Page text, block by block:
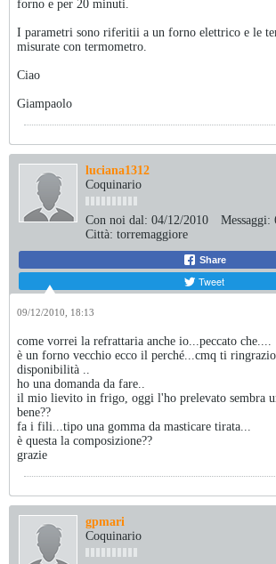
forno e per 20 minuti.
I parametri sono riferitii a un forno elettrico e le
misurate con termometro.
Ciao
Giampaolo
luciana1312
Coquinario
Con noi dal: 04/12/2010 Messaggi:
Città: torremaggiore
Share
Tweet
09/12/2010, 18:13
come vorrei la refrattaria anche io...peccato che....
è un forno vecchio ecco il perché...cmq ti
disponibilità ..
ho una domanda da fare..
il mio lievito in frigo, oggi l'ho prelevato sembra
bene??
fa i fili...tipo una gomma da masticare tirata...
è questa la composizione??
grazie
gpmari
Coquinario